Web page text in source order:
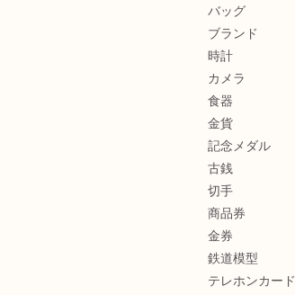
バッグ
ブランド
時計
カメラ
食器
金貨
記念メダル
古銭
切手
商品券
金券
鉄道模型
テレホンカード